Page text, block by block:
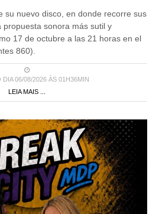
su nuevo disco, en donde recorre sus
sonora más sutil y
17 de octubre a las 21 horas en el
860).
DIA 06/08/2026 ÀS 01H36MIN
LEIA MAIS ...